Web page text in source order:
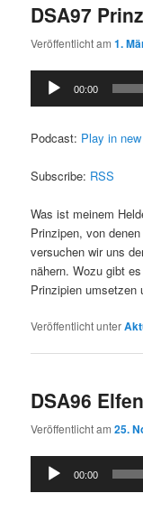
DSA97
Veröffentlicht am1.
Audio-
Player
00:00
Podcast: Play in
Subscribe: RSS
Was ist meinem
Prinzipen, von
versuchen wir uns
nähern. Wozu gibt
Prinzipien umsetzen
Veröffentlicht unter
DSA96 Elfen
Veröffentlicht am25.
Audio-
Player
00:00